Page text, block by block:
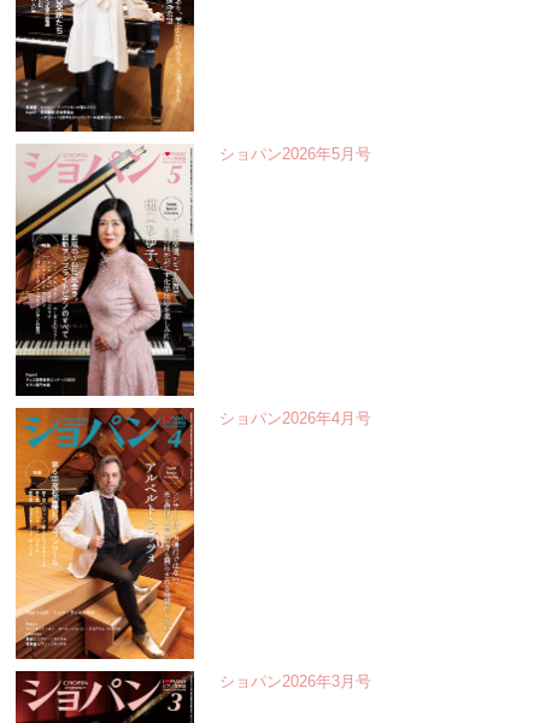
ショパン2026年5月号
ショパン2026年4月号
ショパン2026年3月号